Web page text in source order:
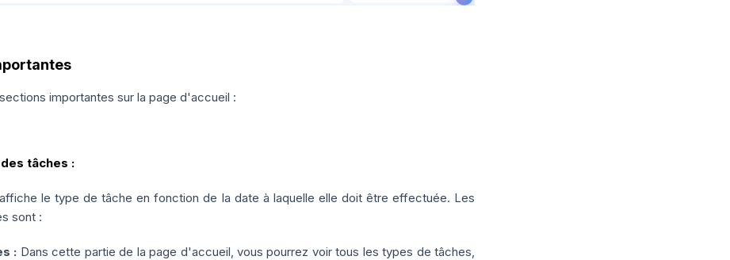
importantes sur la page d'accueil :
tâches :
le type de tâche en fonction de la date à laquelle elle doit être effectuée. Les
sont :
: Dans cette partie de la page d'accueil, vous pourrez voir tous les types de tâches,